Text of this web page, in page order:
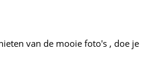
van de mooie foto's , doe je